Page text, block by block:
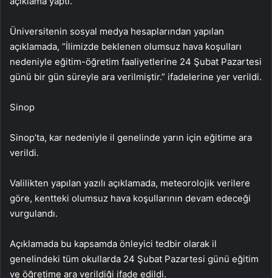
Üniversitenin sosyal medya hesaplarından yapılan
açıklamada, “İlimizde beklenen olumsuz hava koşulları
nedeniyle eğitim-öğretim faaliyetlerine 24 Şubat Pazartesi
günü bir gün süreyle ara verilmiştir.” ifadelerine yer verildi.
Sinop
Sinop’ta, kar nedeniyle il genelinde yarın için eğitime ara
verildi.
Valilikten yapılan yazılı açıklamada, meteorolojik verilere
göre, kentteki olumsuz hava koşullarının devam edeceği
vurgulandı.
Açıklamada bu kapsamda önleyici tedbir olarak il
genelindeki tüm okullarda 24 Şubat Pazartesi günü eğitim
ve öğretime ara verildiği ifade edildi.